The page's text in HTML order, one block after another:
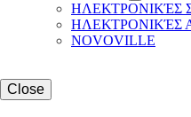
ΗΛΕΚΤΡΟΝΙΚΈΣ
ΗΛΕΚΤΡΟΝΙΚΈΣ
NOVOVILLE
Close